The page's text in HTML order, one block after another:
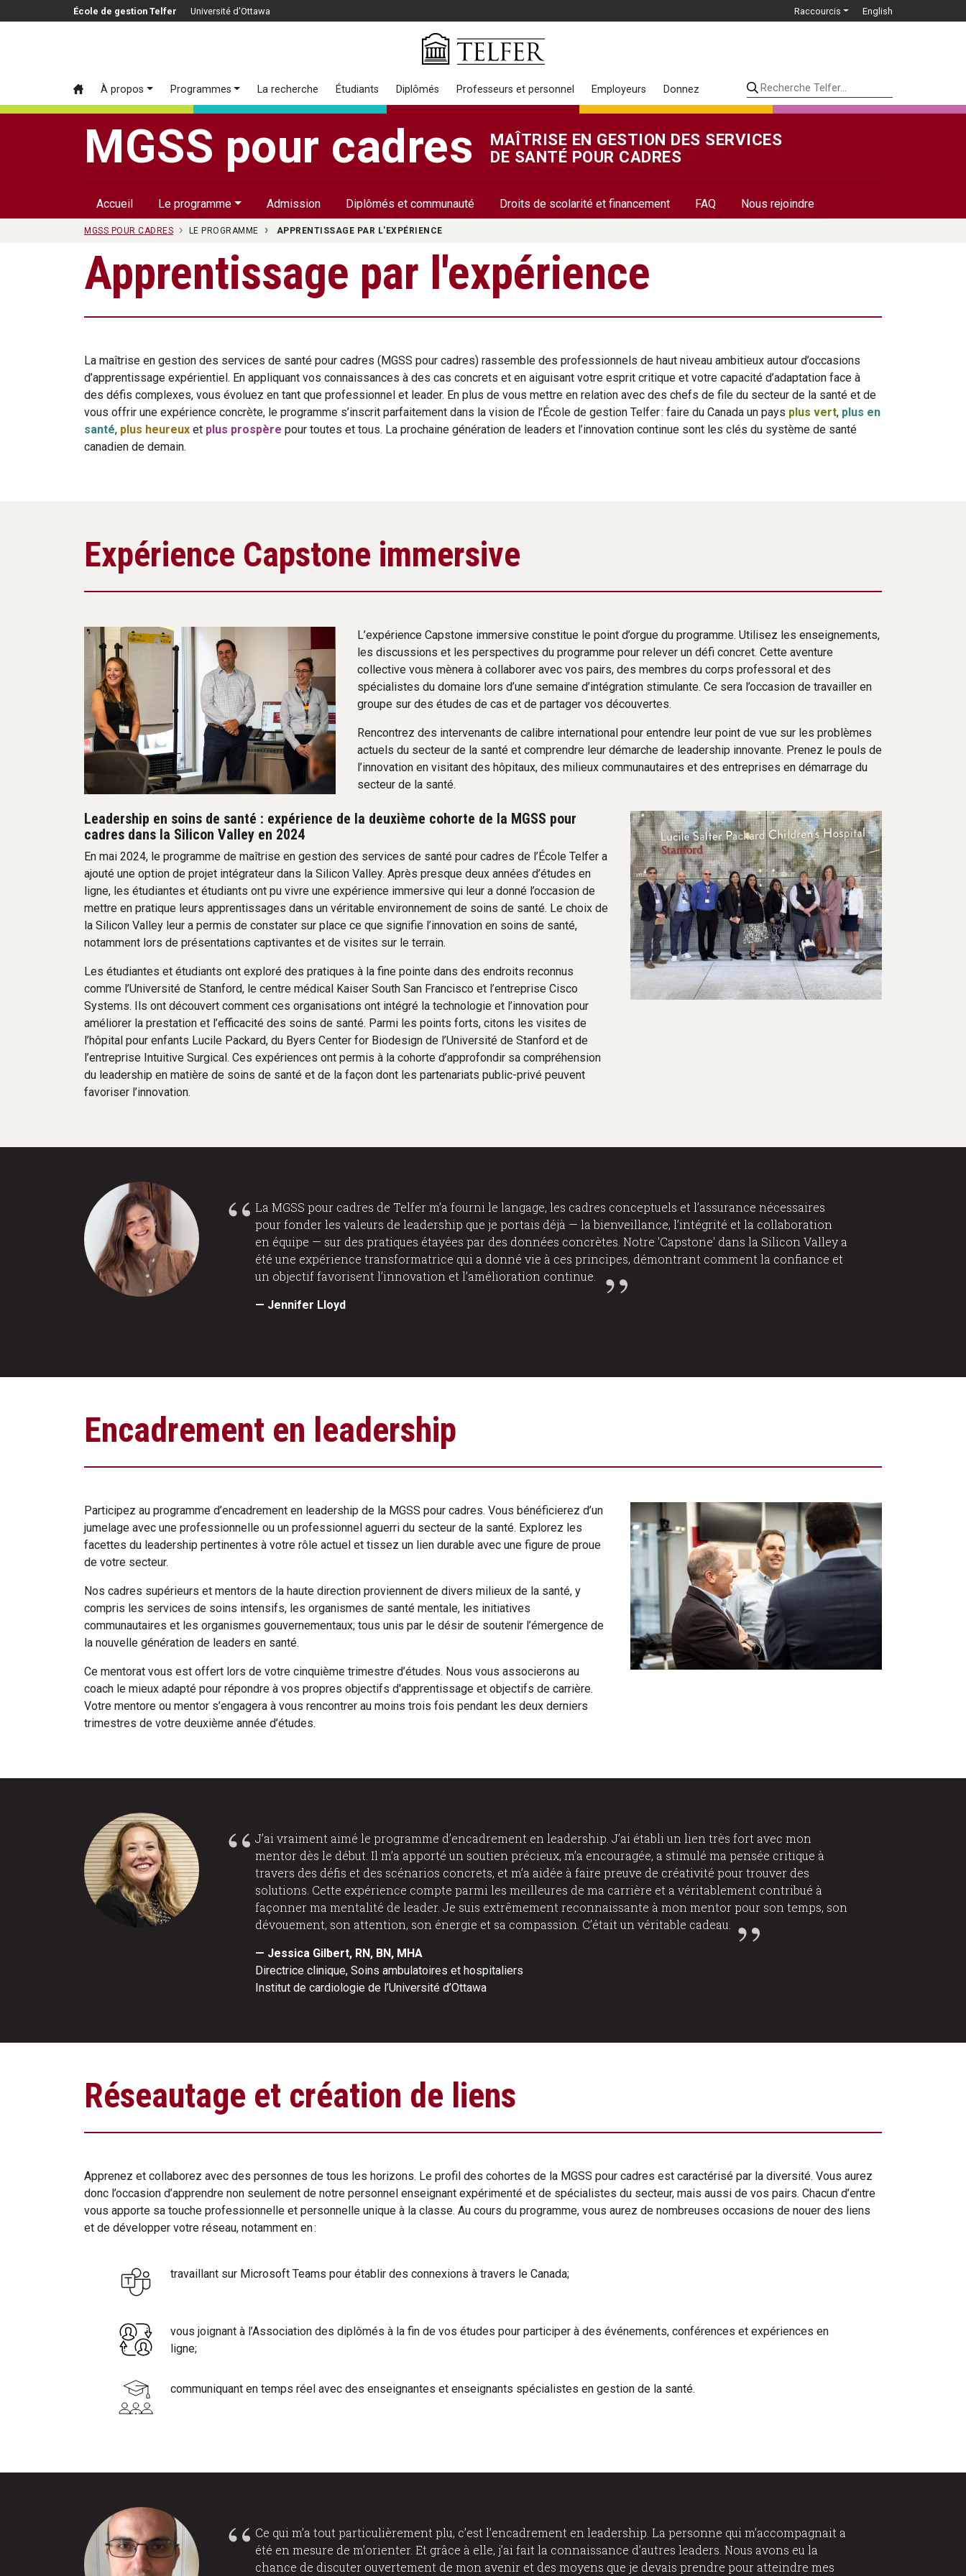
Passer au contenu principal
École de gestion Telfer Université d'Ottawa Raccourcis English
À propos Programmes La recherche Étudiants Diplômés Professeurs et personnel Employeurs DonnezRecherche Telfer...
MGSS pour cadres
MAÎTRISE EN GESTION DES SERVICES
DE SANTÉ POUR CADRES
Accueil Le programme Admission Diplômés et communauté Droits de scolarité et financement FAQ Nous rejoindre
MGSS POUR CADRES LE PROGRAMME APPRENTISSAGE PAR L'EXPÉRIENCE
Apprentissage par l'expérience
La maîtrise en gestion des services de santé pour cadres (MGSS pour cadres) rassemble des professionnels de haut niveau ambitieux autour d’occasions
d’apprentissage expérientiel. En appliquant vos connaissances à des cas concrets et en aiguisant votre esprit critique et votre capacité d’adaptation face à
des défis complexes, vous évoluez en tant que professionnel et leader. En plus de vous mettre en relation avec des chefs de file du secteur de la santé et de
vous offrir une expérience concrète, le programme s’inscrit parfaitement dans la vision de l’École de gestion Telfer : faire du Canada un pays plus vert, plus en
santé, plus heureux et plus prospère pour toutes et tous. La prochaine génération de leaders et l’innovation continue sont les clés du système de santé
canadien de demain.
Expérience Capstone immersive
L’expérience Capstone immersive constitue le point d’orgue du programme. Utilisez les enseignements,
les discussions et les perspectives du programme pour relever un défi concret. Cette aventure
collective vous mènera à collaborer avec vos pairs, des membres du corps professoral et des
spécialistes du domaine lors d’une semaine d’intégration stimulante. Ce sera l’occasion de travailler en
groupe sur des études de cas et de partager vos découvertes.
Rencontrez des intervenants de calibre international pour entendre leur point de vue sur les problèmes
actuels du secteur de la santé et comprendre leur démarche de leadership innovante. Prenez le pouls de
l’innovation en visitant des hôpitaux, des milieux communautaires et des entreprises en démarrage du
secteur de la santé.
Leadership en soins de santé : expérience de la deuxième cohorte de la MGSS pour
cadres dans la Silicon Valley en 2024
En mai 2024, le programme de maîtrise en gestion des services de santé pour cadres de l’École Telfer a
ajouté une option de projet intégrateur dans la Silicon Valley. Après presque deux années d’études en
ligne, les étudiantes et étudiants ont pu vivre une expérience immersive qui leur a donné l’occasion de
mettre en pratique leurs apprentissages dans un véritable environnement de soins de santé. Le choix de
la Silicon Valley leur a permis de constater sur place ce que signifie l’innovation en soins de santé,
notamment lors de présentations captivantes et de visites sur le terrain.
Les étudiantes et étudiants ont exploré des pratiques à la fine pointe dans des endroits reconnus
comme l’Université de Stanford, le centre médical Kaiser South San Francisco et l’entreprise Cisco
Systems. Ils ont découvert comment ces organisations ont intégré la technologie et l’innovation pour
améliorer la prestation et l’efficacité des soins de santé. Parmi les points forts, citons les visites de
l’hôpital pour enfants Lucile Packard, du Byers Center for Biodesign de l’Université de Stanford et de
l’entreprise Intuitive Surgical. Ces expériences ont permis à la cohorte d’approfondir sa compréhension
du leadership en matière de soins de santé et de la façon dont les partenariats public-privé peuvent
favoriser l’innovation.
La MGSS pour cadres de Telfer m’a fourni le langage, les cadres conceptuels et l’assurance nécessaires
pour fonder les valeurs de leadership que je portais déjà — la bienveillance, l’intégrité et la collaboration
en équipe — sur des pratiques étayées par des données concrètes. Notre 'Capstone' dans la Silicon Valley a
été une expérience transformatrice qui a donné vie à ces principes, démontrant comment la confiance et
un objectif favorisent l’innovation et l’amélioration continue.
— Jennifer Lloyd
Encadrement en leadership
Participez au programme d’encadrement en leadership de la MGSS pour cadres. Vous bénéficierez d’un
jumelage avec une professionnelle ou un professionnel aguerri du secteur de la santé. Explorez les
facettes du leadership pertinentes à votre rôle actuel et tissez un lien durable avec une figure de proue
de votre secteur.
Nos cadres supérieurs et mentors de la haute direction proviennent de divers milieux de la santé, y
compris les services de soins intensifs, les organismes de santé mentale, les initiatives
communautaires et les organismes gouvernementaux; tous unis par le désir de soutenir l’émergence de
la nouvelle génération de leaders en santé.
Ce mentorat vous est offert lors de votre cinquième trimestre d’études. Nous vous associerons au
coach le mieux adapté pour répondre à vos propres objectifs d'apprentissage et objectifs de carrière.
Votre mentore ou mentor s’engagera à vous rencontrer au moins trois fois pendant les deux derniers
trimestres de votre deuxième année d’études.
J’ai vraiment aimé le programme d’encadrement en leadership. J’ai établi un lien très fort avec mon
mentor dès le début. Il m’a apporté un soutien précieux, m’a encouragée, a stimulé ma pensée critique à
travers des défis et des scénarios concrets, et m’a aidée à faire preuve de créativité pour trouver des
solutions. Cette expérience compte parmi les meilleures de ma carrière et a véritablement contribué à
façonner ma mentalité de leader. Je suis extrêmement reconnaissante à mon mentor pour son temps, son
dévouement, son attention, son énergie et sa compassion. C’était un véritable cadeau.
— Jessica Gilbert, RN, BN, MHA
Directrice clinique, Soins ambulatoires et hospitaliers
Institut de cardiologie de l’Université d’Ottawa
Réseautage et création de liens
Apprenez et collaborez avec des personnes de tous les horizons. Le profil des cohortes de la MGSS pour cadres est caractérisé par la diversité. Vous aurez
donc l’occasion d’apprendre non seulement de notre personnel enseignant expérimenté et de spécialistes du secteur, mais aussi de vos pairs. Chacun d’entre
vous apporte sa touche professionnelle et personnelle unique à la classe. Au cours du programme, vous aurez de nombreuses occasions de nouer des liens
et de développer votre réseau, notamment en :
travaillant sur Microsoft Teams pour établir des connexions à travers le Canada;
vous joignant à l’Association des diplômés à la fin de vos études pour participer à des événements, conférences et expériences en
ligne;
communiquant en temps réel avec des enseignantes et enseignants spécialistes en gestion de la santé.
Ce qui m’a tout particulièrement plu, c’est l’encadrement en leadership. La personne qui m’accompagnait a
été en mesure de m’orienter. Et grâce à elle, j’ai fait la connaissance d’autres leaders. Nous avons eu la
chance de discuter ouvertement de mon avenir et des moyens que je devais prendre pour atteindre mes